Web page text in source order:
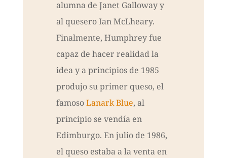
alumna de Janet Galloway y
al quesero Ian McLheary.
Finalmente, Humphrey fue
capaz de hacer realidad la
idea y a principios de 1985
produjo su primer queso, el
famosoLanark Blue, al
principio se vendía en
Edimburgo. En julio de 1986,
el queso estaba a la venta en